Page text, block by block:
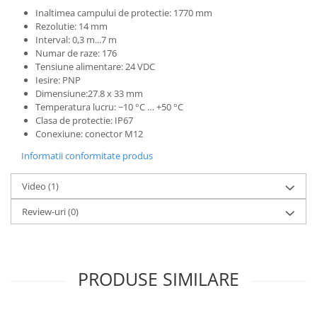
ATEX
Butoane Ex
Lampi EXIT Ex
Bariere optice de protectie
Control si comutatie
Surse de alimentare
MINI-PS
Modul Buffer
Module DC-UPC
Module redundanta
QUINT-PS
Seria Chrome
Inaltimea campului de protectie: 1770 mm
Rezolutie: 14 mm
Interval: 0,3 m...7 m
Numar de raze: 176
Tensiune alimentare: 24 VDC
Iesire: PNP
Dimensiune:27.8 x 33 mm
Temperatura lucru: −10 °C … +50 °C
Clasa de protectie: IP67
Conexiune: conector M12
Informatii conformitate produs
Video (1)
Review-uri(0)
PRODUSE SIMILARE